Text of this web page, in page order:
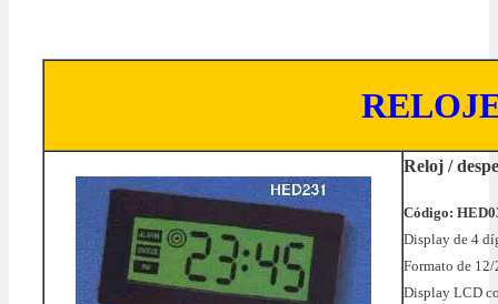
Reloj /
Código:
Display de 4
Formato de 12/
Display LCD